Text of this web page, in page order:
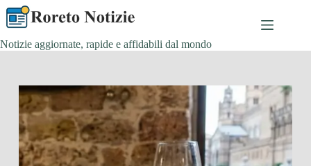
Salta
contenuto
Notizie aggiornate, rapide e affidabili dal mondo